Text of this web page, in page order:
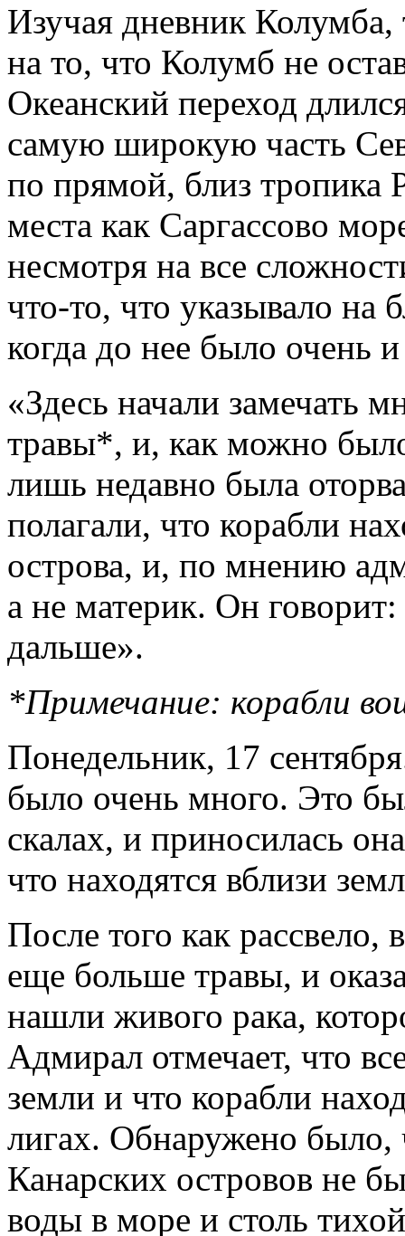
Изучая дневник Колумба,
на то, что Колумб не
Океанский переход
самую широкую часть
по прямой, близ тропика
места как Саргассово
несмотря на все
что-то, что указывало на
когда до нее было очень
«Здесь начали замечать
травы*, и, как можно
лишь недавно была
полагали, что корабли
острова, и, по мнению
а не материк. Он
дальше».
*Примечание: корабли
Понедельник, 17
было очень много. Это
скалах, и приносилась
что находятся вблизи
После того как рассвело,
еще больше травы, и
нашли живого рака,
Адмирал отмечает, что
земли и что корабли
лигах. Обнаружено было,
Канарских островов не
воды в море и столь